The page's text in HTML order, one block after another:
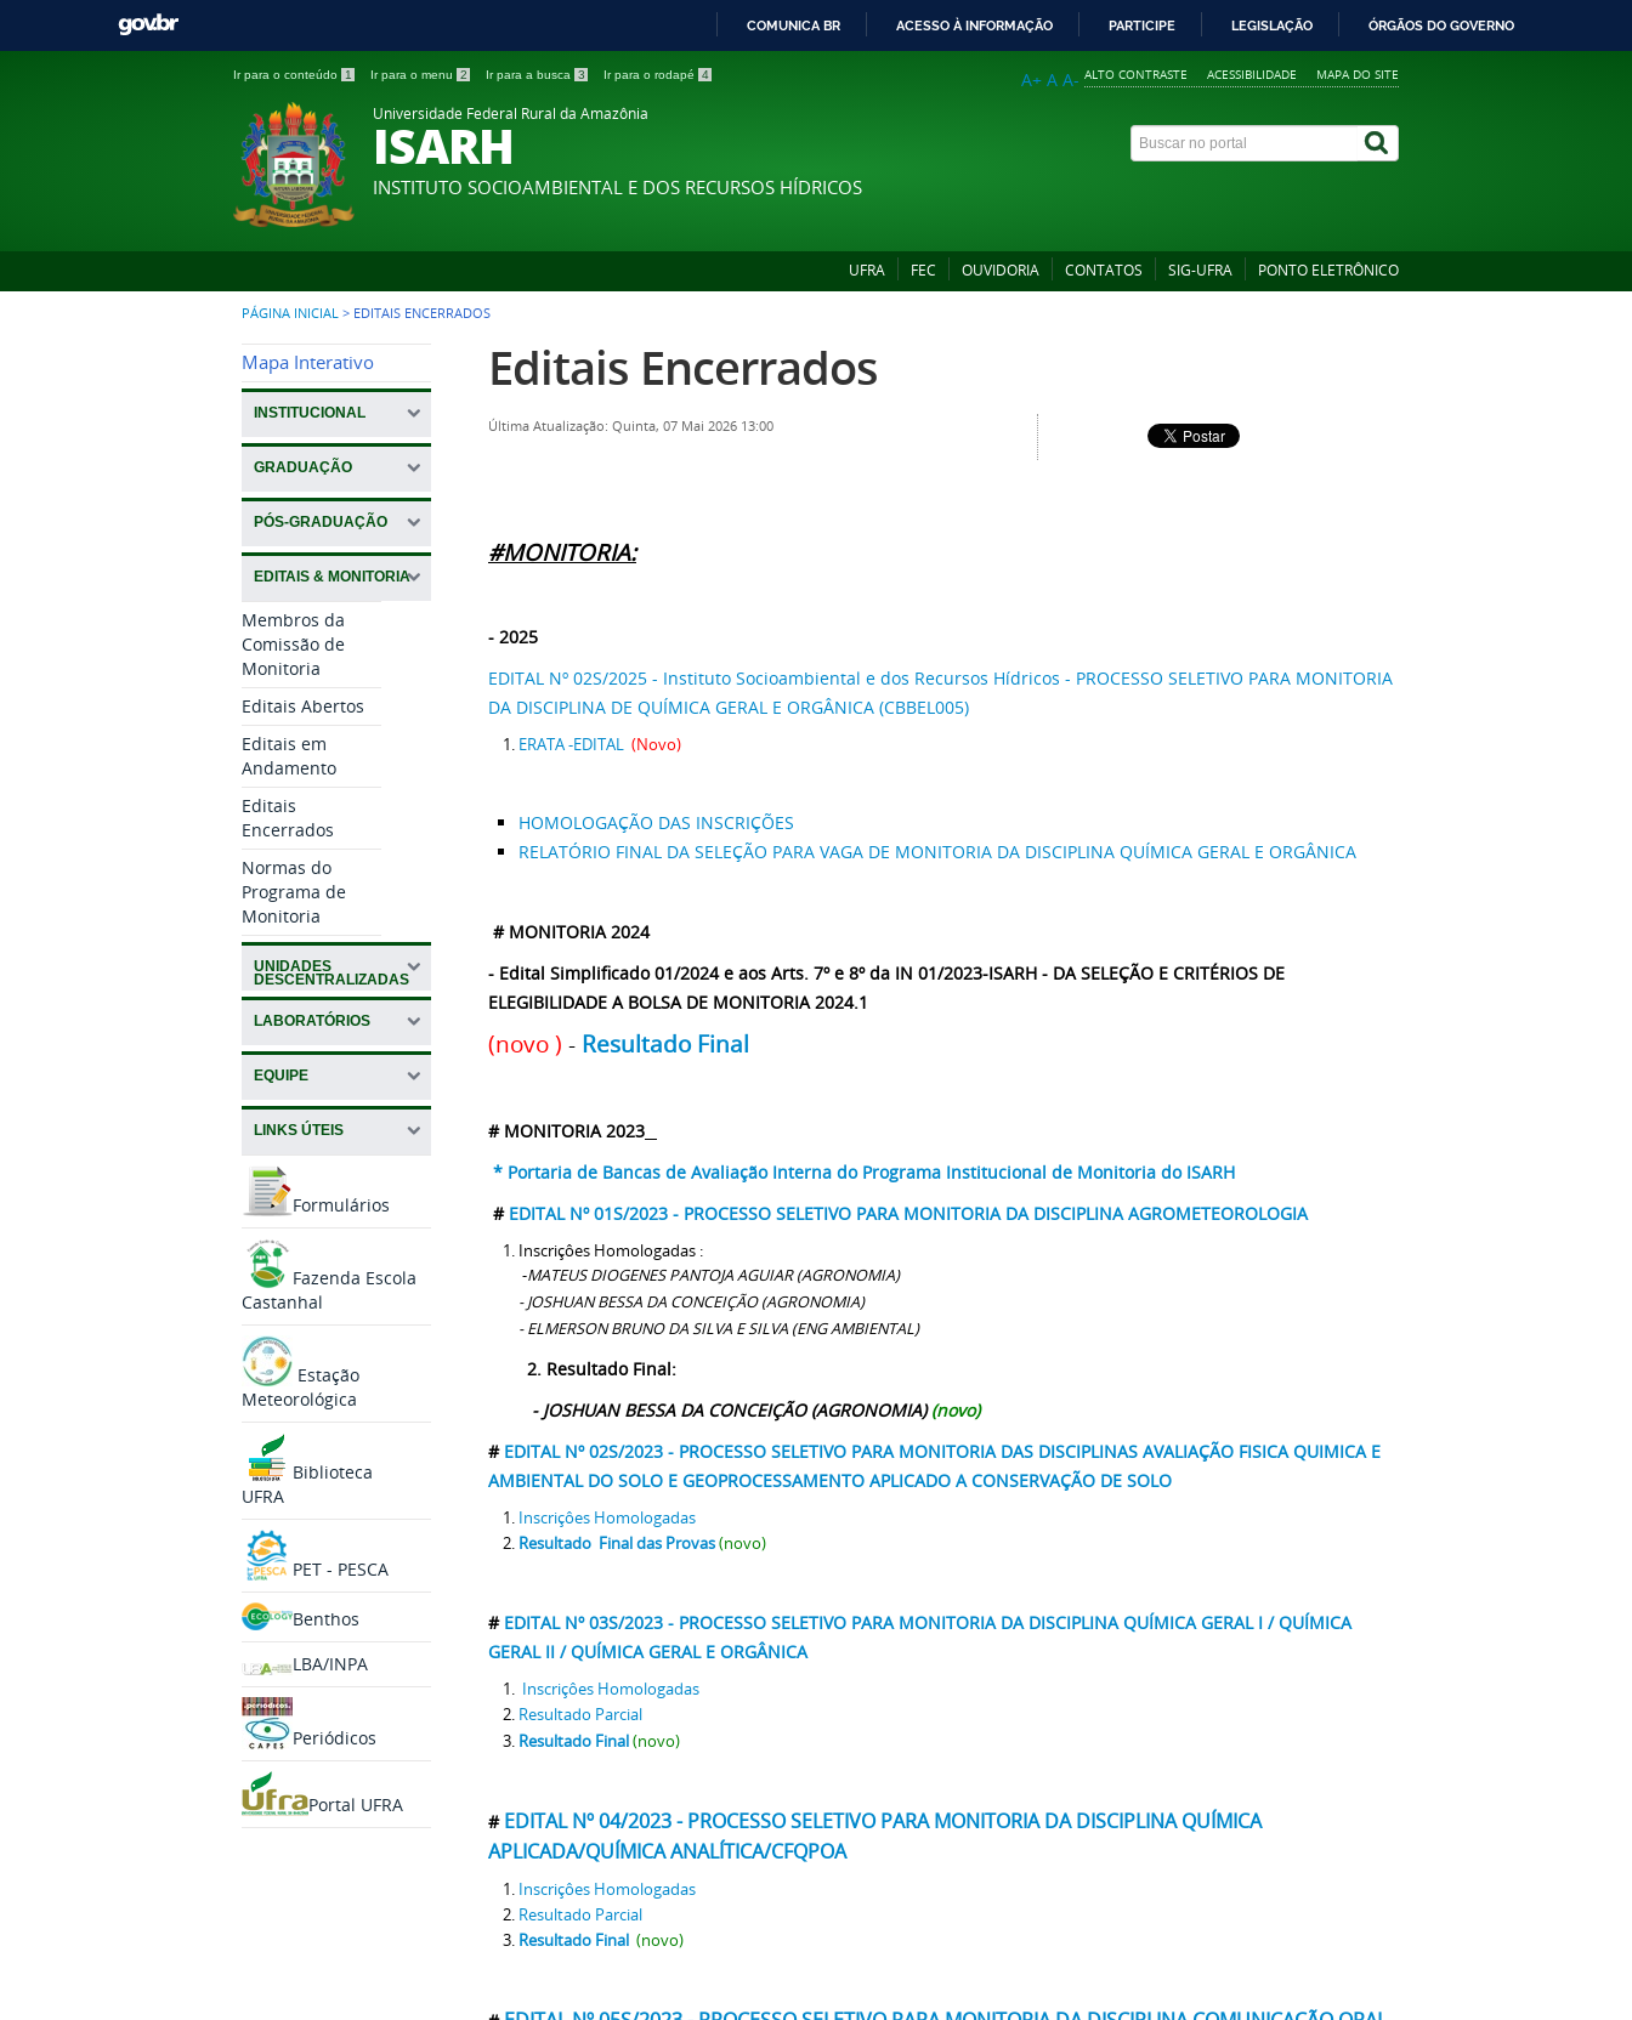
COMUNICA BR ACESSO À INFORMAÇÃO PARTICIPE LEGISLAÇÃO ÓRGÃOS DO GOVERNO
Ir para o conteúdo 1 Ir para o menu 2 Ir para a busca 3 Ir para o rodapé 4 ALTO CONTRASTE ACESSIBILIDADE MAPA DO SITE
A+ A A-
Universidade Federal Rural da Amazônia
ISARH
INSTITUTO SOCIOAMBIENTAL E DOS RECURSOS HÍDRICOS
UFRA FEC OUVIDORIA CONTATOS SIG-UFRA PONTO ELETRÔNICO
PÁGINA INICIAL > EDITAIS ENCERRADOS
Mapa Interativo
INSTITUCIONAL
GRADUAÇÃO
PÓS-GRADUAÇÃO
EDITAIS & MONITORIA
Membros da
Comissão de
Monitoria
Editais Abertos
Editais em
Andamento
Editais
Encerrados
Normas do
Programa de
Monitoria
UNIDADES
DESCENTRALIZADAS
LABORATÓRIOS
EQUIPE
LINKS ÚTEIS
Formulários
Fazenda Escola
Castanhal
Estação
Meteorológica
Biblioteca
UFRA
PET - PESCA
Benthos
LBA/INPA
Periódicos
Portal UFRA
Editais Encerrados
Última Atualização: Quinta, 07 Mai 2026 13:00
#MONITORIA:
- 2025
EDITAL Nº 02S/2025 - Instituto Socioambiental e dos Recursos Hídricos - PROCESSO SELETIVO PARA MONITORIA
DA DISCIPLINA DE QUÍMICA GERAL E ORGÂNICA (CBBEL005)
ERATA -EDITAL (Novo)
HOMOLOGAÇÃO DAS INSCRIÇÕES
RELATÓRIO FINAL DA SELEÇÃO PARA VAGA DE MONITORIA DA DISCIPLINA QUÍMICA GERAL E ORGÂNICA
# MONITORIA 2024
- Edital Simplificado 01/2024 e aos Arts. 7º e 8º da IN 01/2023-ISARH - DA SELEÇÃO E CRITÉRIOS DE
ELEGIBILIDADE A BOLSA DE MONITORIA 2024.1
(novo ) - Resultado Final
# MONITORIA 2023
* Portaria de Bancas de Avaliação Interna do Programa Institucional de Monitoria do ISARH
# EDITAL Nº 01S/2023 - PROCESSO SELETIVO PARA MONITORIA DA DISCIPLINA AGROMETEOROLOGIA
Inscriçôes Homologadas :
-MATEUS DIOGENES PANTOJA AGUIAR (AGRONOMIA)
- JOSHUAN BESSA DA CONCEIÇÃO (AGRONOMIA)
- ELMERSON BRUNO DA SILVA E SILVA (ENG AMBIENTAL)
2. Resultado Final:
- JOSHUAN BESSA DA CONCEIÇÃO (AGRONOMIA)(novo)
# EDITAL Nº 02S/2023 - PROCESSO SELETIVO PARA MONITORIA DAS DISCIPLINAS AVALIAÇÃO FISICA QUIMICA E
AMBIENTAL DO SOLO E GEOPROCESSAMENTO APLICADO A CONSERVAÇÃO DE SOLO
Inscriçôes Homologadas
Resultado Final das Provas(novo)
# EDITAL Nº 03S/2023 - PROCESSO SELETIVO PARA MONITORIA DA DISCIPLINA QUÍMICA GERAL I / QUÍMICA
GERAL II / QUÍMICA GERAL E ORGÂNICA
Inscriçôes Homologadas
Resultado Parcial
Resultado Final(novo)
# EDITAL Nº 04/2023 - PROCESSO SELETIVO PARA MONITORIA DA DISCIPLINA QUÍMICA
APLICADA/QUÍMICA ANALÍTICA/CFQPOA
Inscriçôes Homologadas
Resultado Parcial
Resultado Final (novo)